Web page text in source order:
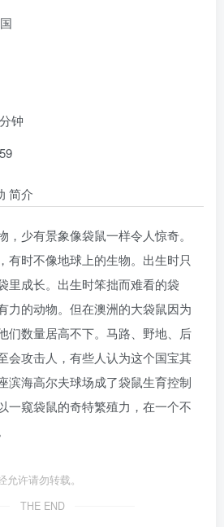
钟
简介
，少有景象像袋鼠一样令人惊奇。
有时不像地球上的生物。出生时只
里成长。出生时笨拙而难看的袋
力的动物。但在澳洲的大袋鼠因为
们数量居高不下。马路、野地、后
会攻击人，有些人认为这个国宝其
滨海高尔夫球场成了袋鼠生育控制
一窥袋鼠的奇特繁殖力，在一个不
许请勿转载。
THE END